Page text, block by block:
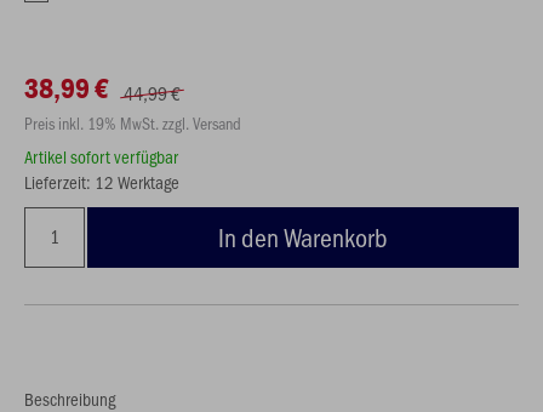
38,99 € 44,99 €
Preis inkl. 19% MwSt. zzgl. Versand
Artikel sofort verfügbar
Lieferzeit: 12 Werktage
In den Warenkorb
Beschreibung